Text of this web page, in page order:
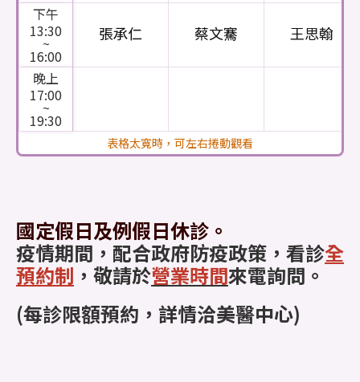
下午
13:30
~
16:00
張承仁 蔡文騫 王思翰
晚上
17:00
~
19:30
國定假日及例假日休診。
疫情期間，配合政府防疫政策，看診全
預約制 ，敬請於營業時間來電詢問。
(每診限額預約，詳情洽美醫中心)